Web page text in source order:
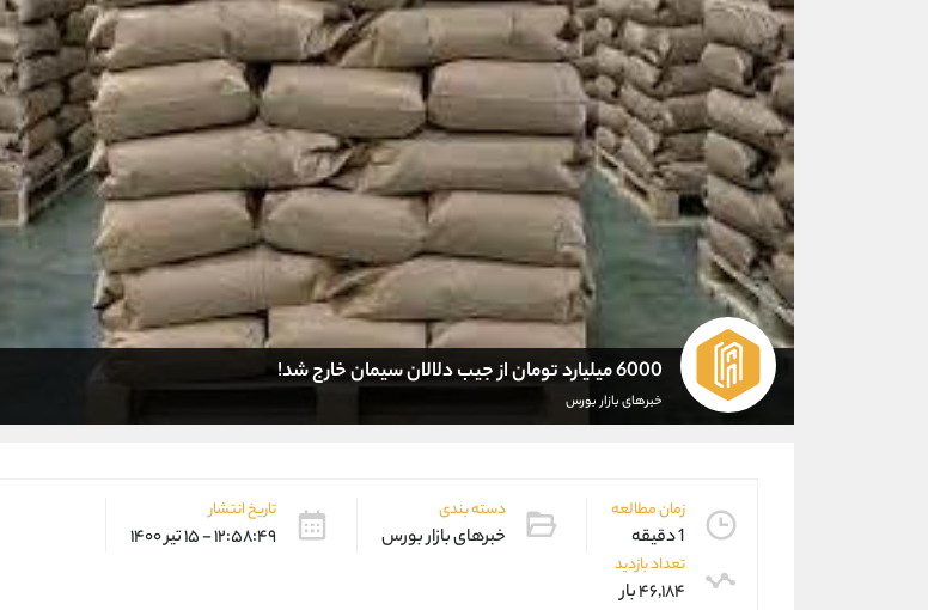
6000 میلیارد تومان از جیب دلالان سیمان خارج شد!
خبرهای بازار بورس
زمان مطالعه
1 دقیقه
دسته بندی
خبرهای بازار بورس
تاریخ انتشار
۱۲:۵۸:۴۹ - ۱۵ تیر ۱۴۰۰
تعداد بازدید
۴۶,۱۸۴ بار